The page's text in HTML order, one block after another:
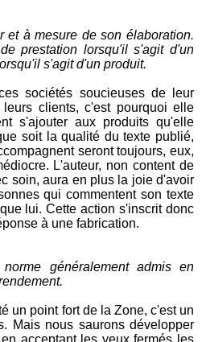
et à mesure de son élaboration.
prestation lorsqu'il s'agit d'un
s'agit d'un produit.
sociétés soucieuses de leur
clients, c'est pourquoi elle
s'ajouter aux produits qu'elle
soit la qualité du texte publié,
seront toujours, eux,
L'auteur, non content de
soin, aura en plus la joie d'avoir
qui commentent son texte
lui. Cette action s'inscrit donc
à une fabrication.
généralement admis en
un point fort de la Zone, c'est un
Mais nous saurons développer